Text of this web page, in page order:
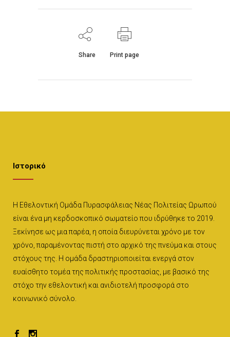
Share Print page
Ιστορικό
Η Εθελοντική Ομάδα Πυρασφάλειας Νέας Πολιτείας Ωρωπού
είναι ένα μη κερδοσκοπικό σωματείο που ιδρύθηκε το 2019.
Ξεκίνησε ως μια παρέα, η οποία διευρύνεται χρόνο με τον
χρόνο, παραμένοντας πιστή στο αρχικό της πνεύμα και στους
στόχους της. Η ομάδα δραστηριοποιείται ενεργά στον
ευαίσθητο τομέα της πολιτικής προστασίας, με βασικό της
στόχο την εθελοντική και ανιδιοτελή προσφορά στο
κοινωνικό σύνολο.